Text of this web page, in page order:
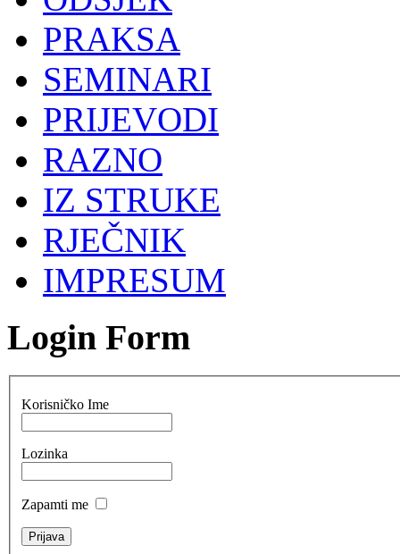
PRAKSA
SEMINARI
PRIJEVODI
RAZNO
IZ STRUKE
RJEČNIK
IMPRESUM
Login Form
Korisničko Ime
Lozinka
Zapamti me